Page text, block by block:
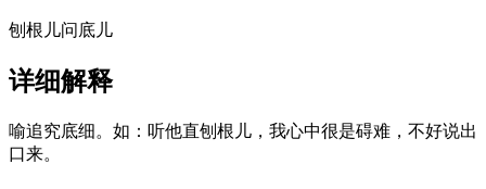
刨根儿问底儿
详细解释
喻追究底细。如：听他直刨根儿，我心中很是碍难，不好说出
口来。